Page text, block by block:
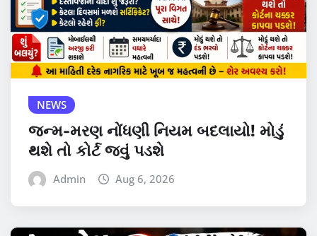
NEWS
જન્મ-મરણ નોંધણી નિયમ બદલાયો! મોડું
થશે તો કોર્ટ જવું પડશે
Admin Aug 6, 2026